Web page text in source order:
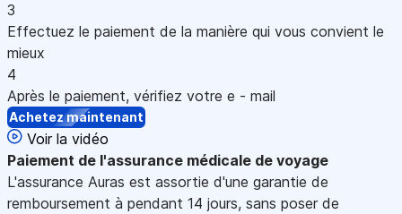
3
Effectuez le paiement de la manière qui vous convient le
mieux
4
Après le paiement, vérifiez votre e - mail
Achetez maintenant
Voir la vidéo
Paiement de l'assurance médicale de voyage
L'assurance Auras est assortie d'une garantie de
remboursement à pendant 14 jours, sans poser de